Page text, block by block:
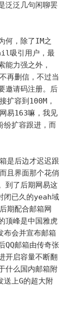
泛泛几句闲聊罢
何，除了IM之
吸引用户，最
能力强之外，
再删信，不过当
邀请码注册。后
扩容到100M，
易163嘛，我见
纷扩容跟进，而
是后边才迟迟跟
且界面那个花俏
到了后期网易这
闭已久的yeah域
期配合邮箱网
顶峰是中国雅虎
会并宣布邮箱
QQ邮箱由传奇张
开启容量不断翻
什么国内邮箱附
送上G的超大附